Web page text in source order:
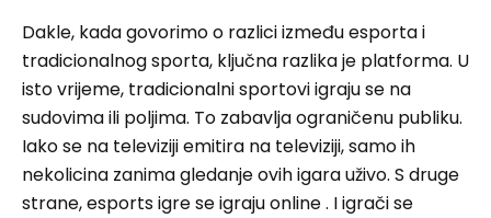
Dakle, kada govorimo o razlici između esporta i
tradicionalnog sporta, ključna razlika je platforma. U
isto vrijeme, tradicionalni sportovi igraju se na
sudovima ili poljima. To zabavlja ograničenu publiku.
Iako se na televiziji emitira na televiziji, samo ih
nekolicina zanima gledanje ovih igara uživo. S druge
strane, esports igre se igraju online . I igrači se